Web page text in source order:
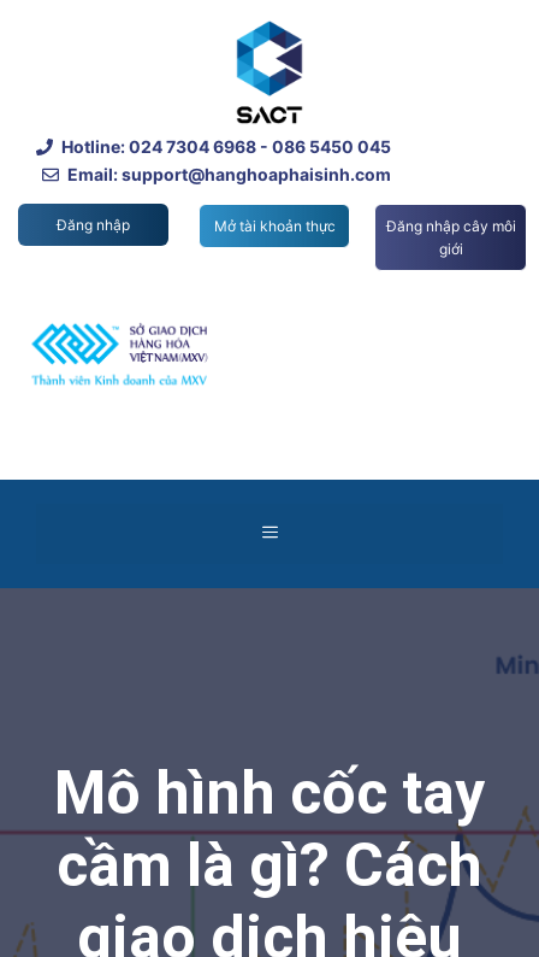
Hotline:024 7304 6968 - 086 5450 045
Email: support@hanghoaphaisinh.com
Đăng nhập Mở tài khoản thực
Đăng nhập cây môi
giới
Menu
Mô hình cốc tay
cầm là gì? Cách
giao dịch hiệu